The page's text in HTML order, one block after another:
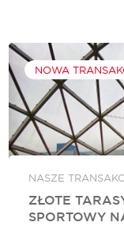
NOWA
NASZE
ZŁOTE
SPORTOWY